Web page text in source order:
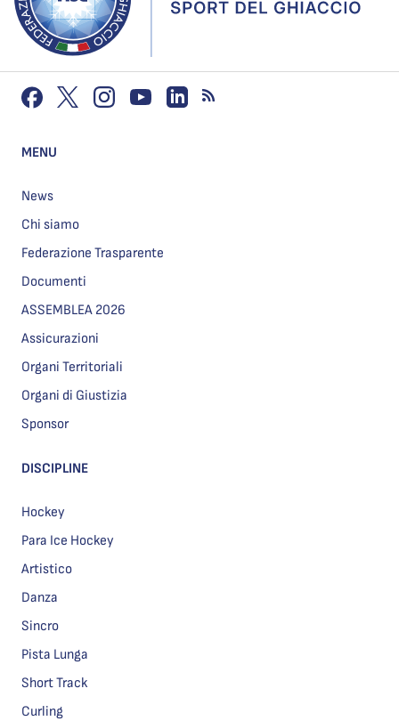
MENU
News
Chi siamo
Federazione Trasparente
Documenti
ASSEMBLEA 2026
Assicurazioni
Organi Territoriali
Organi di Giustizia
Sponsor
DISCIPLINE
Hockey
Para Ice Hockey
Artistico
Danza
Sincro
Pista Lunga
Short Track
Curling